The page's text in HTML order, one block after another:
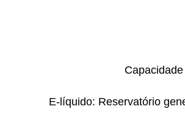
E-líquido: Reservatório